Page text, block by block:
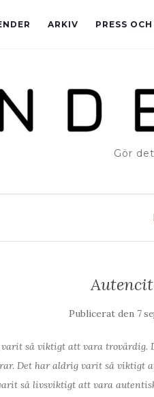
ARKIV PRESS
Gör
Publicerat den 7
varit så viktigt att vara
Det har aldrig varit så viktigt
så livsviktigt att vara